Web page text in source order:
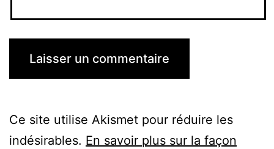
Ce site utilise Akismet pour réduire les
indésirables. En savoir plus sur la façon